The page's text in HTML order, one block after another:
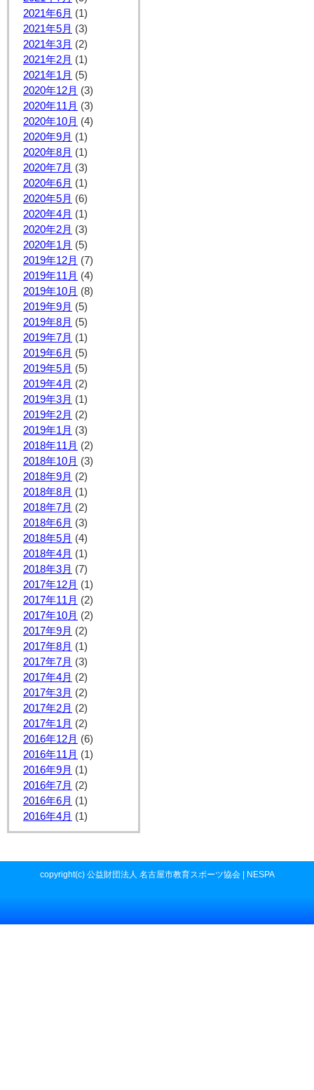
2021年6月 (1)
2021年5月 (3)
2021年3月 (2)
2021年2月 (1)
2021年1月 (5)
2020年12月 (3)
2020年11月 (3)
2020年10月 (4)
2020年9月 (1)
2020年8月 (1)
2020年7月 (3)
2020年6月 (1)
2020年5月 (6)
2020年4月 (1)
2020年2月 (3)
2020年1月 (5)
2019年12月 (7)
2019年11月 (4)
2019年10月 (8)
2019年9月 (5)
2019年8月 (5)
2019年7月 (1)
2019年6月 (5)
2019年5月 (5)
2019年4月 (2)
2019年3月 (1)
2019年2月 (2)
2019年1月 (3)
2018年11月 (2)
2018年10月 (3)
2018年9月 (2)
2018年8月 (1)
2018年7月 (2)
2018年6月 (3)
2018年5月 (4)
2018年4月 (1)
2018年3月 (7)
2017年12月 (1)
2017年11月 (2)
2017年10月 (2)
2017年9月 (2)
2017年8月 (1)
2017年7月 (3)
2017年4月 (2)
2017年3月 (2)
2017年2月 (2)
2017年1月 (2)
2016年12月 (6)
2016年11月 (1)
2016年9月 (1)
2016年7月 (2)
2016年6月 (1)
2016年4月 (1)
copyright(c) 公益財団法人 名古屋市教育スポーツ協会 | NESPA